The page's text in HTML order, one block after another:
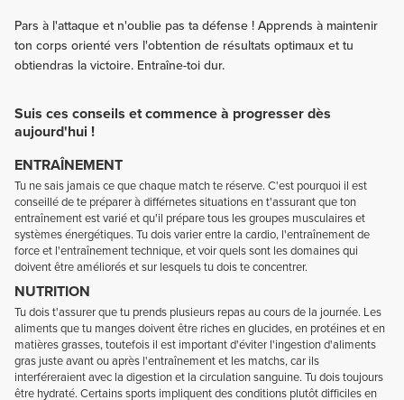
Pars à l'attaque et n'oublie pas ta défense ! Apprends à maintenir
ton corps orienté vers l'obtention de résultats optimaux et tu
obtiendras la victoire. Entraîne-toi dur.
Suis ces conseils et commence à progresser dès
aujourd'hui !
ENTRAÎNEMENT
Tu ne sais jamais ce que chaque match te réserve. C'est pourquoi il est
conseillé de te préparer à différnetes situations en t'assurant que ton
entraînement est varié et qu'il prépare tous les groupes musculaires et
systèmes énergétiques. Tu dois varier entre la cardio, l'entraînement de
force et l'entraînement technique, et voir quels sont les domaines qui
doivent être améliorés et sur lesquels tu dois te concentrer.
NUTRITION
Tu dois t'assurer que tu prends plusieurs repas au cours de la journée. Les
aliments que tu manges doivent être riches en glucides, en protéines et en
matières grasses, toutefois il est important d'éviter l'ingestion d'aliments
gras juste avant ou après l'entraînement et les matchs, car ils
interféreraient avec la digestion et la circulation sanguine. Tu dois toujours
être hydraté. Certains sports impliquent des conditions plutôt difficiles en